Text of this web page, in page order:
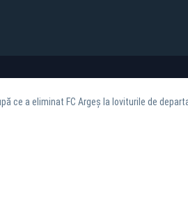
ce a eliminat FC Argeş la loviturile de